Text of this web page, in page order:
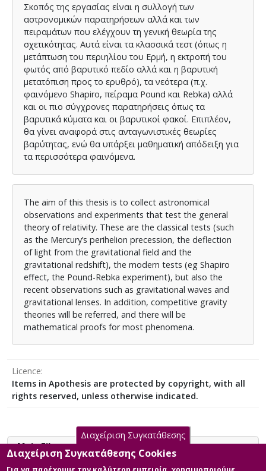
Σκοπός της εργασίας είναι η συλλογή των
αστρονομικών παρατηρήσεων αλλά και των
πειραμάτων που ελέγχουν τη γενική θεωρία της
σχετικότητας. Αυτά είναι τα κλασσικά τεστ (όπως η
μετάπτωση του περιηλίου του Ερμή, η εκτροπή του
φωτός από βαρυτικό πεδίο αλλά και η βαρυτική
μετατόπιση προς το ερυθρό), τα νεότερα (π.χ.
φαινόμενο Shapiro, πείραμα Pound και Rebka) αλλά
και οι πιο σύγχρονες παρατηρήσεις όπως τα
βαρυτικά κύματα και οι βαρυτικοί φακοί. Επιπλέον,
θα γίνει αναφορά στις ανταγωνιστικές θεωρίες
βαρύτητας, ενώ θα υπάρξει μαθηματική απόδειξη για
τα περισσότερα φαινόμενα.
The aim of this thesis is to collect astronomical
observations and experiments that test the general
theory of relativity. These are the classical tests (such
as the Mercury’s perihelion precession, the deflection
of light from the gravitational field and the
gravitational redshift), the modern tests (eg Shapiro
effect, the Pound-Rebka experiment), but also the
recent observations such as gravitational waves and
gravitational lenses. In addition, competitive gravity
theories will be referred, and there will be
mathematical proofs for most phenomena.
Licence
Items in Apothesis are protected by copyright, with all
rights reserved, unless otherwise indicated.
Main Files
Διαχείριση Συγκατάθεσης
Διαχείριση Συγκατάθεσης Cookies